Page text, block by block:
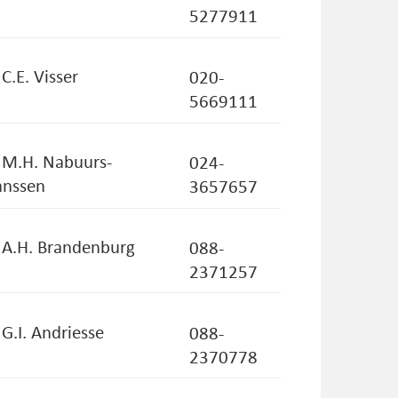
inschrijven kan doorlopend
25
Clinical Parasitology, Medical
Erasmus University Medical
Clinical Parasitology, Leiden
(LUCID), Leiden University
5277911
Visser
020-
5669111
M.H. Nabuurs-
024-
3657657
Brandenburg
088-
2371257
Andriesse
088-
2370778